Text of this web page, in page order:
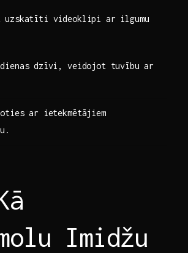
uzskatīti videoklipi ar ilgumu⁢
⁣dzīvi, veidojot tuvību ar
ar ietekmētājiem
Imidžu